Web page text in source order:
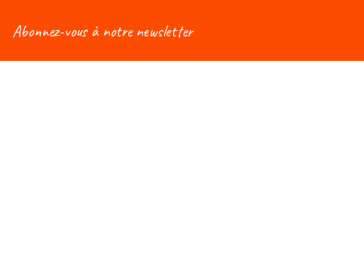
Abonnez-vous à notre newsletter
Vous aimeriez être informé(e) des nouveautés